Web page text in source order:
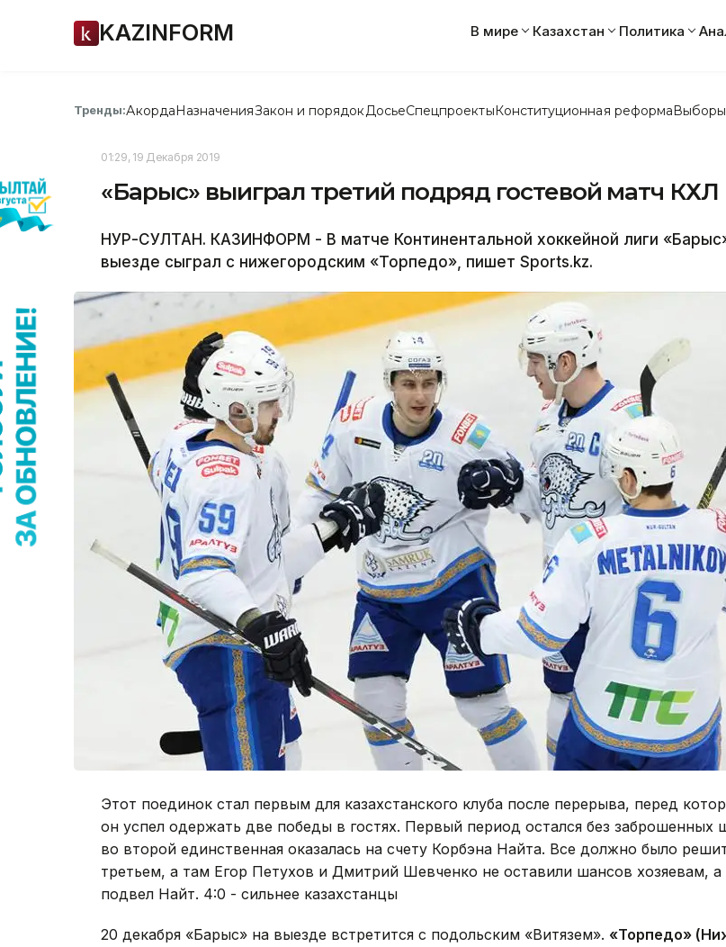
KAZINFORM В мире Казахстан Политика
Тренды:АкордаНазначенияЗакон и порядок ДосьеСпецпроектыКонституционная реформа
01:29, 19 Декабря 2019
«Барыс» выиграл третий подряд гостевой матч КХЛ
НУР-СУЛТАН. КАЗИНФОРМ - В матче Континентальной хоккейной лиги
выезде сыграл с нижегородским «Торпедо», пишет Sports.kz.
Этот поединок стал первым для казахстанского клуба после перерыва, перед
он успел одержать две победы в гостях. Первый период остался без заброшенных
во второй единственная оказалась на счету Корбэна Найта. Все должно было
третьем, а там Егор Петухов и Дмитрий Шевченко не оставили шансов хозяевам, а
подвел Найт. 4:0 - сильнее казахстанцы
20 декабря «Барыс» на выезде встретится с подольским «Витязем». «Торпедо»